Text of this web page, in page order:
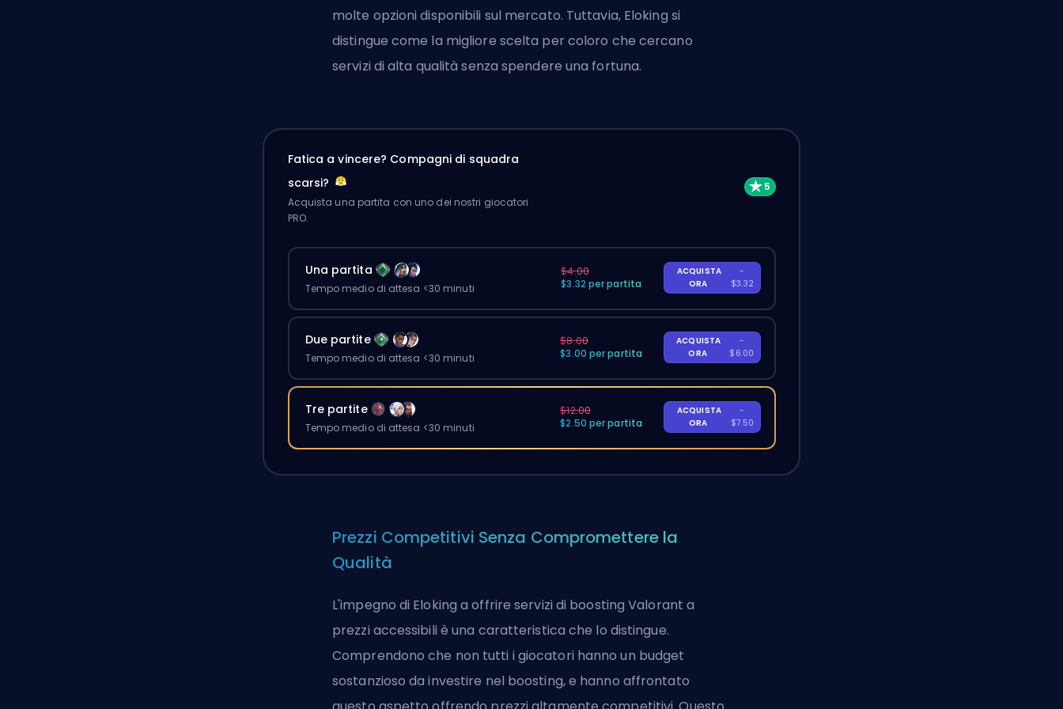
molte opzioni disponibili sul mercato. Tuttavia, Eloking si
distingue come la migliore scelta per coloro che cercano
servizi di alta qualità senza spendere una fortuna.
Fatica a vincere? Compagni di squadra
scarsi?
Acquista una partita con uno dei nostri giocatori
PRO.
Una partita
Tempo medio di attesa <30 minuti
$4.00
$3.32 per partita
ACQUISTA
ORA
-
$3.32
Due partite
Tempo medio di attesa <30 minuti
$8.00
$3.00 per partita
ACQUISTA
ORA
-
$6.00
Tre partite
Tempo medio di attesa <30 minuti
$12.00
$2.50 per partita
ACQUISTA
ORA
-
$7.50
Prezzi Competitivi Senza Compromettere la
Qualità
L'impegno di Eloking a offrire servizi di boosting Valorant a
prezzi accessibili è una caratteristica che lo distingue.
Comprendono che non tutti i giocatori hanno un budget
sostanzioso da investire nel boosting, e hanno affrontato